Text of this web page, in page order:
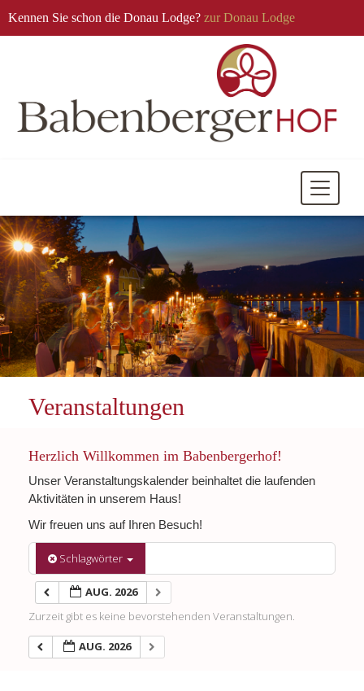
Kennen Sie schon die Donau Lodge? zur Donau Lodge
Mobile
Veranstaltungen
Herzlich Willkommen im Babenbergerhof!
Unser Veranstaltungskalender beinhaltet die laufenden
Aktivitäten in unserem Haus!
Wir freuen uns auf Ihren Besuch!
Schlagwörter
AUG. 2026
Zurzeit gibt es keine bevorstehenden Veranstaltungen.
AUG. 2026